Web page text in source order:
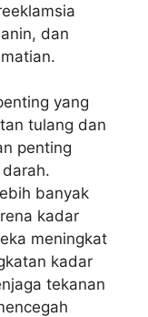
dan
yang
tulang dan
penting
banyak
kadar
meningkat
kadar
tekanan